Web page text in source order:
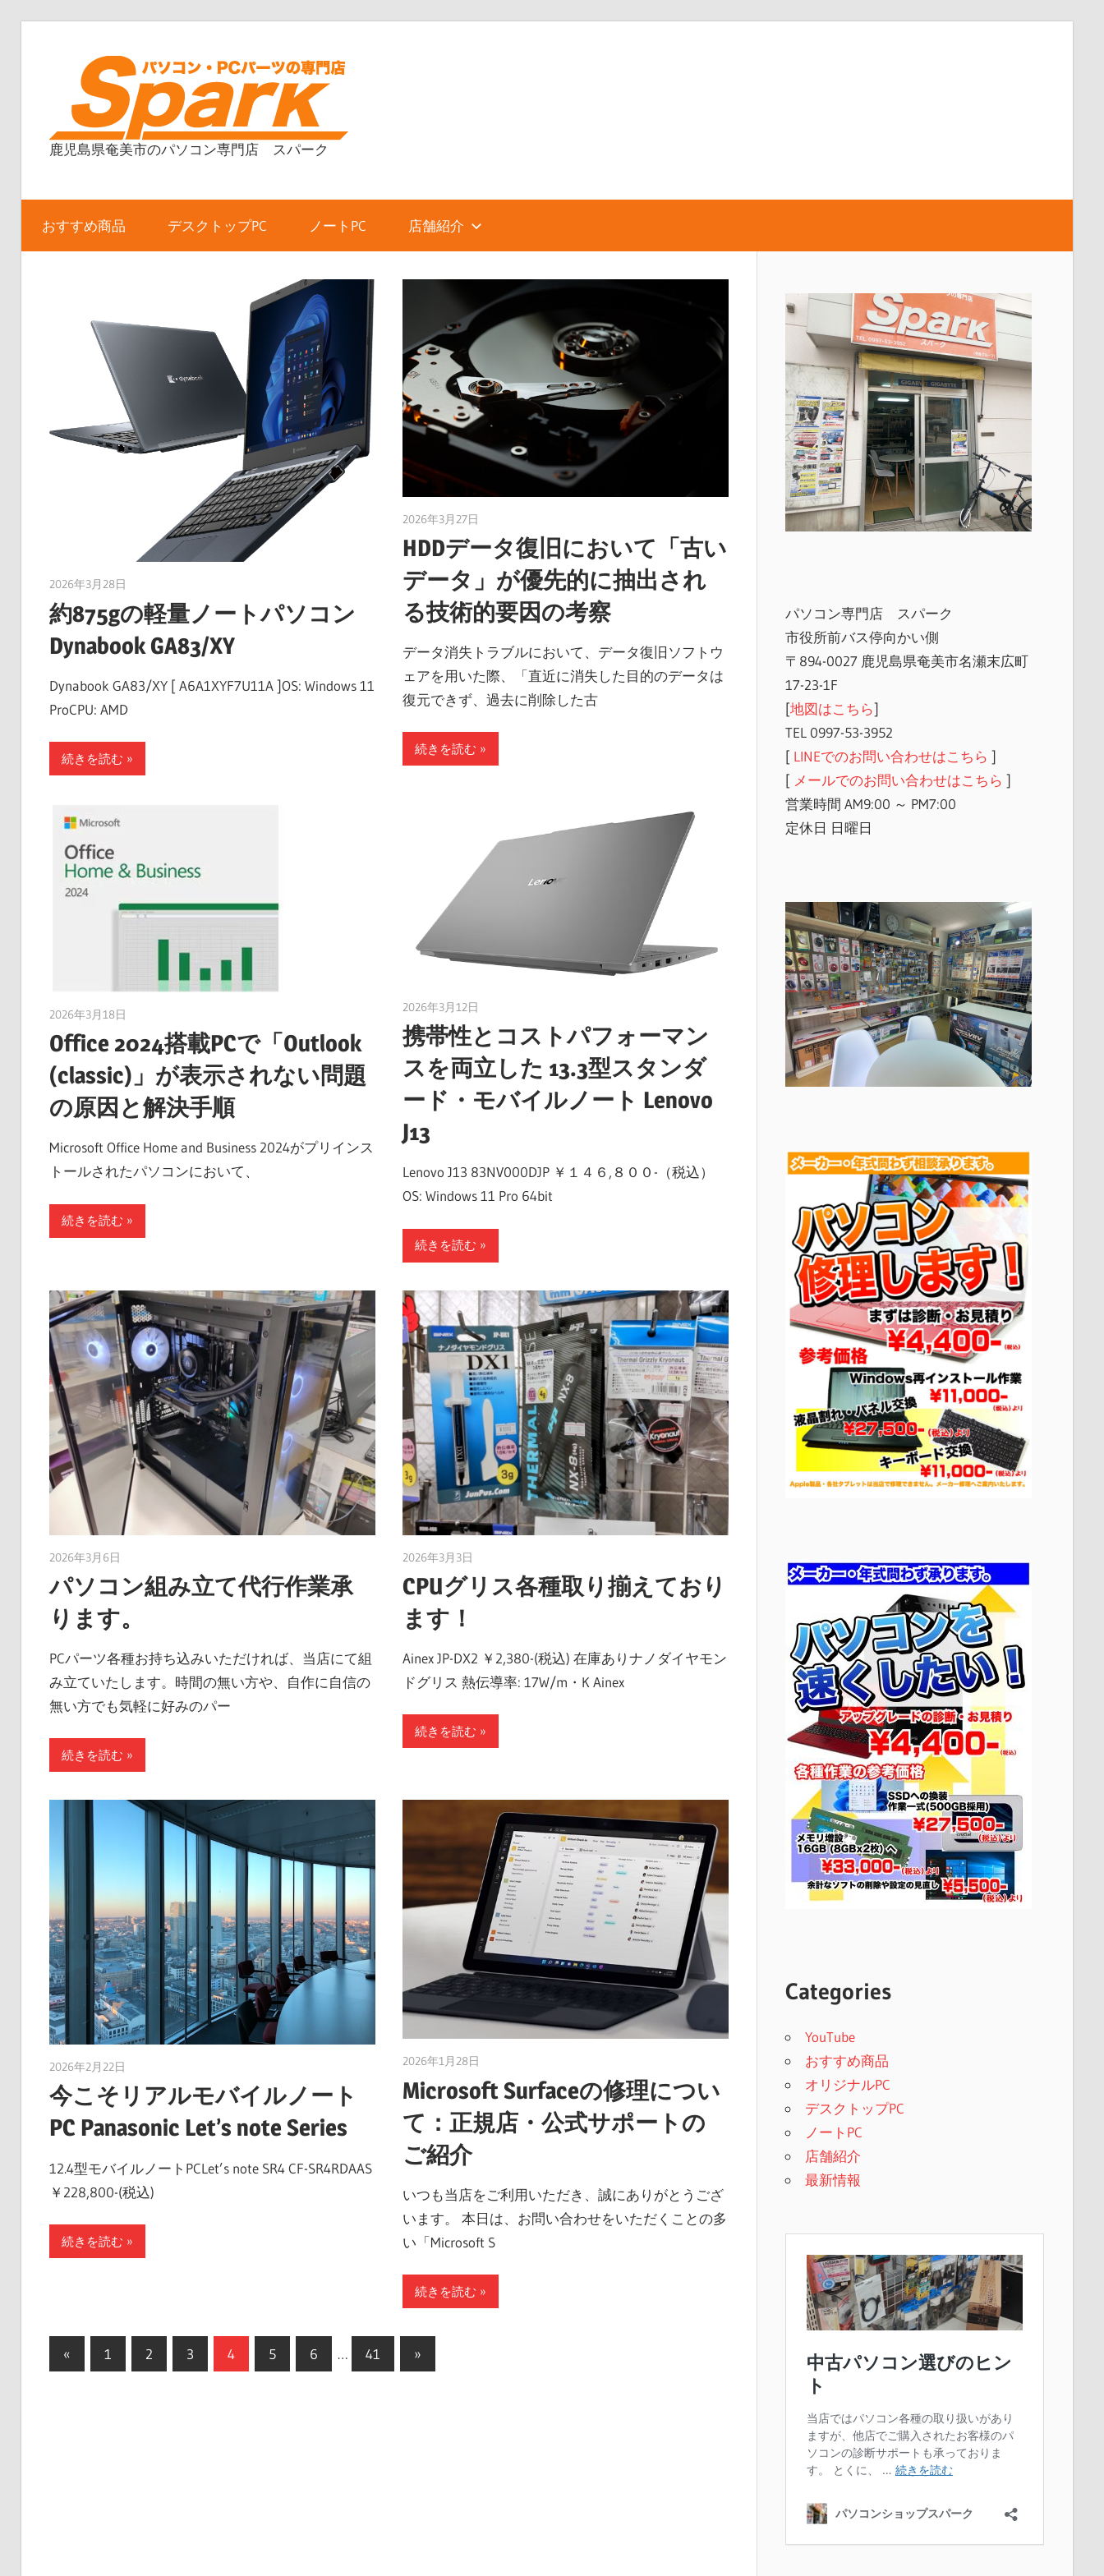
キ
コ
ン
シ
ョ
ッ
鹿児島県奄美市のパソコン専門店 スパーク
おすすめ商品 デスクトップPC ノートPC 店舗紹介
2026年3月28日
約875gの軽量ノートパソコン
Dynabook GA83/XY
Dynabook GA83/XY [ A6A1XYF7U11A ]OS: Windows 11
ProCPU: AMD
続きを読む
2026年3月27日
HDDデータ復旧において「古い
データ」が優先的に抽出され
る技術的要因の考察
データ消失トラブルにおいて、データ復旧ソフトウ
ェアを用いた際、「直近に消失した目的のデータは
復元できず、過去に削除した古
続きを読む
2026年3月18日
Office 2024搭載PCで「Outlook
(classic)」が表示されない問題
の原因と解決手順
Microsoft Office Home and Business 2024がプリインス
トールされたパソコンにおいて、
続きを読む
2026年3月12日
携帯性とコストパフォーマン
スを両立した 13.3型スタンダ
ード・モバイルノート Lenovo
J13
Lenovo J13 83NV000DJP ￥１４６,８００-（税込）
OS: Windows 11 Pro 64bit
続きを読む
2026年3月6日
パソコン組み立て代行作業承
ります。
PCパーツ各種お持ち込みいただければ、当店にて組
み立ていたします。時間の無い方や、自作に自信の
無い方でも気軽に好みのパー
続きを読む
2026年3月3日
CPUグリス各種取り揃えており
ます！
Ainex JP-DX2 ￥2,380-(税込) 在庫ありナノダイヤモン
ドグリス 熱伝導率: 17W/m・K Ainex
続きを読む
2026年2月22日
今こそリアルモバイルノート
PC Panasonic Let’s note Series
12.4型モバイルノートPCLet’s note SR4 CF-SR4RDAAS
￥228,800-(税込)
続きを読む
2026年1月28日
Microsoft Surfaceの修理につい
て：正規店・公式サポートの
ご紹介
いつも当店をご利用いただき、誠にありがとうござ
います。 本日は、お問い合わせをいただくことの多
い「Microsoft S
続きを読む
投
«前
の
1 2 3 4 5 6 … 41
次
の
»
パソコン専門店 スパーク
市役所前バス停向かい側
〒894-0027 鹿児島県奄美市名瀬末広町
17-23-1F
[地図はこちら]
TEL 0997-53-3952
[ LINEでのお問い合わせはこちら ]
[ メールでのお問い合わせはこちら ]
営業時間 AM9:00 ～ PM7:00
定休日 日曜日
Categories
YouTube
おすすめ商品
オリジナルPC
デスクトップPC
ノートPC
店舗紹介
最新情報